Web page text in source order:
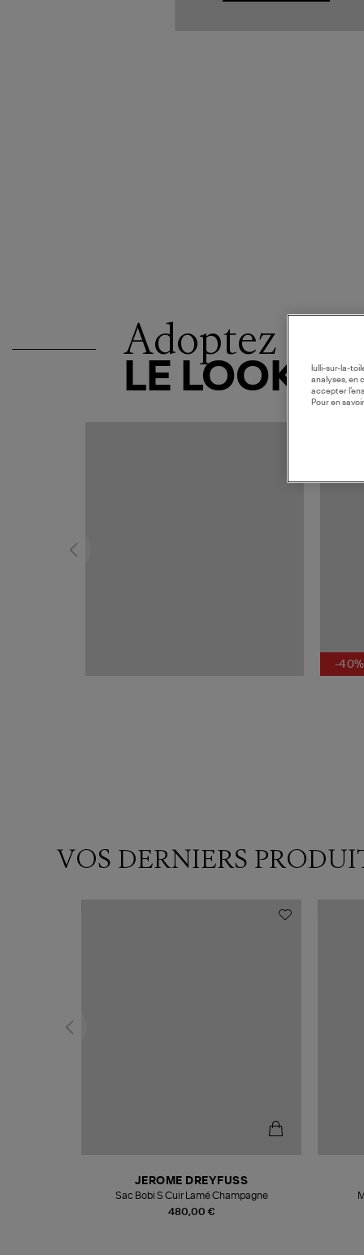
Adoptez
LE LOOK
-40%
VOS DERNIERS
480,00 €
JEROME DREYFUSS
Sac Bobi S Cuir Lamé Champagne
lulli-sur-la-
analyses, en
accepter
Pour en